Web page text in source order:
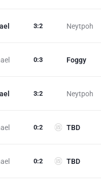
Neytpoh
3:2
Foggy
0:3
Neytpoh
3:2
TBD
0:2
TBD
0:2